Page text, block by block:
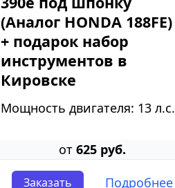
(Аналог HONDA 188FE)
+ подарок набор
инструментов в
Кировске
Мощность двигателя: 13 л.с.
от 625 руб.
Заказать Подробнее